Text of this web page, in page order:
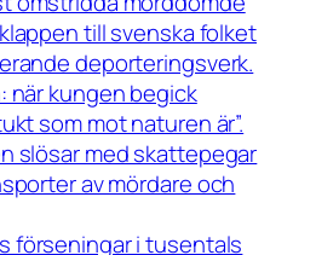
till svenska folket
deporteringsverk.
när kungen begick
som mot naturen är”.
slösar med skattepegar
av mördare och
förseningar i tusentals